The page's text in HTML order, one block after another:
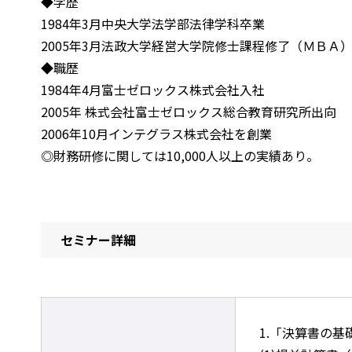
1984年3月中央大学法学部法律学科卒業
2005年3月法政大学経営大学院修士課程修了（ＭＢＡ）
◆職歴
1984年4月富士ゼロックス株式会社入社
2005年 株式会社富士ゼロックス総合教育研究所出向
2006年10月インテグラス株式会社を創業
◎財務研修に関しては10,000人以上の実績あり。
セミナー詳細
1.「決算書の基